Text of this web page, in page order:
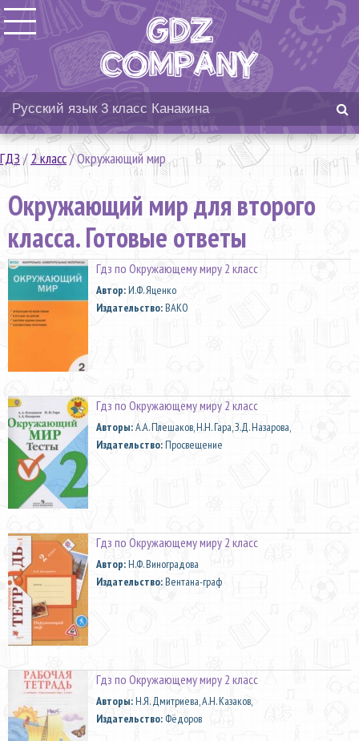
ГДЗ/2 класс/Окружающий мир
Окружающий мир для второго
класса. Готовые ответы
Гдз по Окружающему миру 2 класс
Автор:И.Ф. Яценко
Издательство:ВАКО
Гдз по Окружающему миру 2 класс
Aвторы:А.А. Плешаков, Н.Н. Гара, З.Д. Назарова,
Издательство:Просвещение
Гдз по Окружающему миру 2 класс
Автор:Н.Ф. Виноградова
Издательство:Вентана-граф
Гдз по Окружающему миру 2 класс
Aвторы:Н.Я. Дмитриева, А.Н. Казаков,
Издательство: Фёдоров